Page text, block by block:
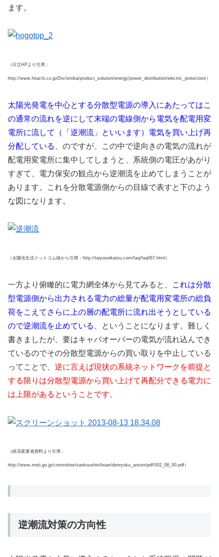
ます。
（日立HPより引用：
http://www.hitachi.co.jp/Div/omika/product_solution/energy/power_distribution/electric_protection/）
太陽光発電を中心とする分散型電源の導入にあたってはこ
の通常の流れを逆にして末端の電線側から電気を配電用変
電所に流して（「逆潮流」といいます）電気を買い上げ再
分配している
、のですが、この中で逆向きの電気の流れが
配電用変電所に集中してしまうと、系統側の電圧があがり
すぎて、電力保安の観点から逆潮流を止めてしまうことが
あります。これを分散電源側からの目線で表すと下のよう
な図になります。
（太陽光生活ドットコム様から引用：http://taiyoseikatsu.com/faq/faq067.html）
一方より俯瞰的に電力網全体から見てみると、
これは分散
型電源側から出力される電力の総量が配電用変電所の総負
荷をこえてさらに上の層の配電所に流れ出そうとしている
ので逆潮流を止めている
、ということになります。難しく
書きましたが、要はキャパオーバーの電気が流れ込んでき
ているのでその分散型電源からの買い取りを中止している
ってことで、 逆に言えば現状の系統ネットワークを前提と
する限りは分散型電源から買い上げて再配分できる電力に
は上限があるということです。
（経済産業省資料より引用：
http://www.meti.go.jp/committee/sankoushin/hoan/denryoku_anzen/pdf/002_08_00.pdf）
逆潮流対策の方向性